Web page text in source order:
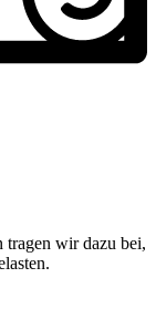
wir dazu bei,